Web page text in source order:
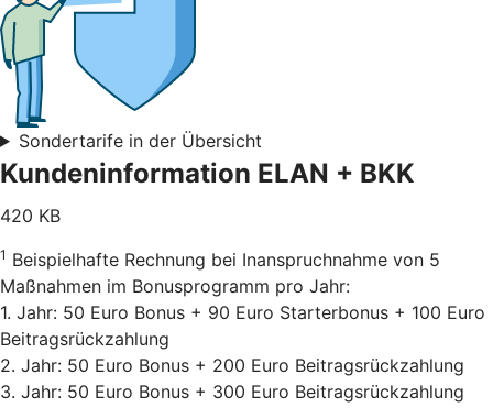
Sondertarife in der Übersicht
Kundeninformation ELAN + BKK
420 KB
1 Beispielhafte Rechnung bei Inanspruchnahme von 5
Maßnahmen im Bonusprogramm pro Jahr:
1. Jahr: 50 Euro Bonus + 90 Euro Starterbonus + 100 Euro
Beitragsrückzahlung
2. Jahr: 50 Euro Bonus + 200 Euro Beitragsrückzahlung
3. Jahr: 50 Euro Bonus + 300 Euro Beitragsrückzahlung